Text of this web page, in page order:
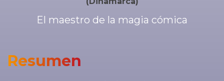
El maestro de la magia cómica
Resumen